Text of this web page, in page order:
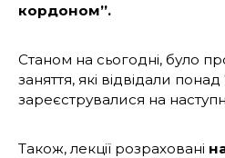
кордоном”.
Станом на сьогодні, було
заняття, які відвідали
зареєструвалися на
Також, лекції розраховані